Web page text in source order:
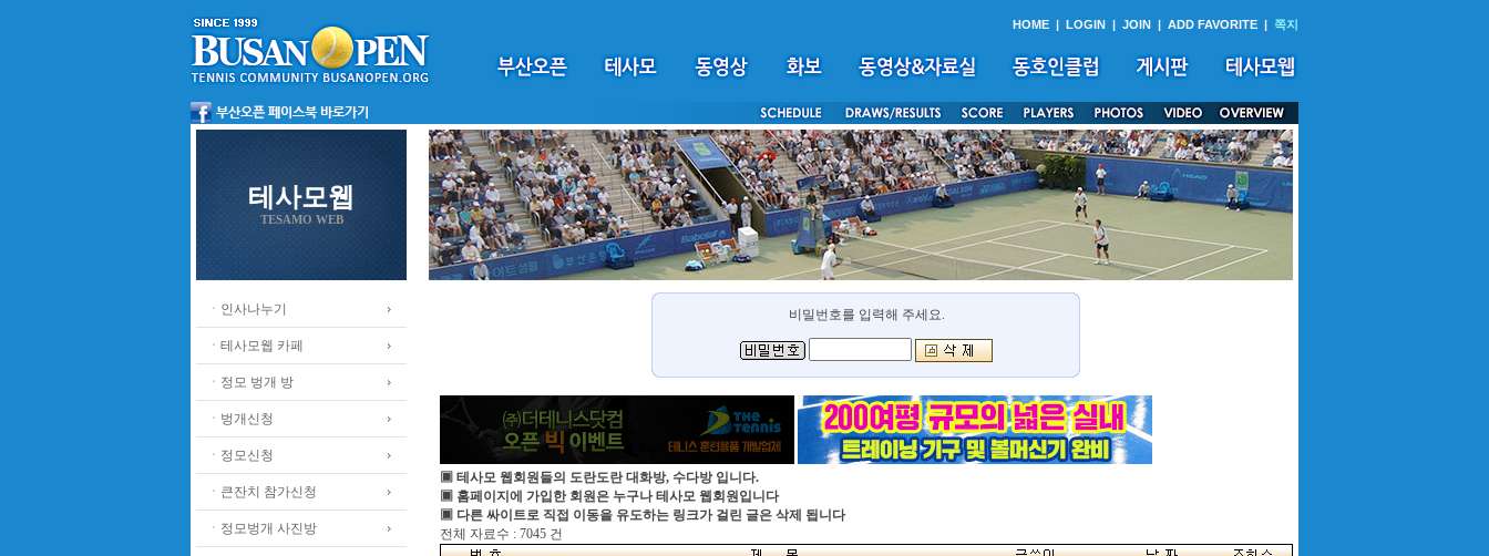
HOME | LOGIN | JOIN | ADD FAVORITE | 쪽지
테사모웹
TESAMO WEB
ㆍ인사나누기
ㆍ테사모웹 카페
ㆍ정모 벙개 방
ㆍ벙개신청
ㆍ정모신청
ㆍ큰잔치 참가신청
ㆍ정모벙개 사진방
비밀번호를 입력해 주세요.
▣ 테사모 웹회원들의 도란도란 대화방, 수다방 입니다.
▣ 홈페이지에 가입한 회원은 누구나 테사모 웹회원입니다
▣ 다른 싸이트로 직접 이동을 유도하는 링크가 걸린 글은 삭제 됩니다
전체 자료수 : 7045 건